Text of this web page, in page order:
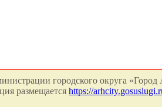
городского округа
размещается https://